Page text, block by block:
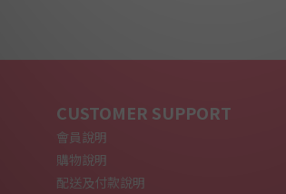
CUSTOMER SUPPORT
會員說明
購物說明
配送及付款說明